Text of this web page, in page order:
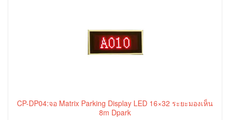
CP-DP04:จอ Matrix Parking Display LED 16×32 ระยะมองเห็น
8m Dpark